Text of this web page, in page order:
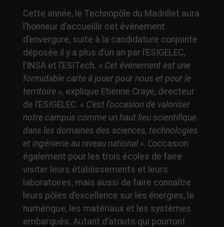
Cette année, le Technopôle du Madrillet aura
l’honneur d’accueillir cet événement
d’envergure, suite à la candidature conjointe
déposée il y a plus d’un an par l’ESIGELEC,
l’INSA et l’ESITech. « Cet événement est une
formidable carte à jouer pour nous et pour le
territoire », explique Etienne Craye, directeur
de l’ESIGELEC. « C’est l’occasion de valoriser
notre campus comme un haut lieu scientifique
dans les domaines des sciences, technologies
et ingénierie au niveau national ». L’occasion
également pour les trois écoles de faire
visiter leurs établissements et leurs
laboratoires, mais aussi de faire connaître
leurs pôles d’excellence sur les énergies, le
numérique, les matériaux et les systèmes
embarqués. Autant d’atouts qui pourront